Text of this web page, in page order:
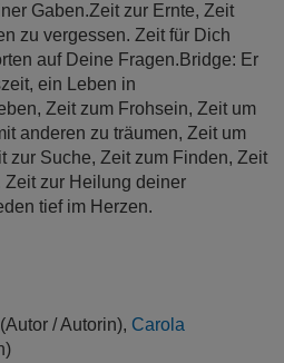
Gaben.Zeit zur Ernte, Zeit
zu vergessen. Zeit für Dich
auf Deine Fragen.Bridge: Er
ein Leben in
Zeit zum Frohsein, Zeit um
anderen zu träumen, Zeit um
zur Suche, Zeit zum Finden, Zeit
Zeit zur Heilung deiner
tief im Herzen.
(Autor / Autorin), Carola